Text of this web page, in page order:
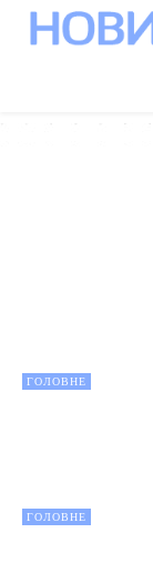
ГОЛОВНЕ
ГОЛОВНЕ